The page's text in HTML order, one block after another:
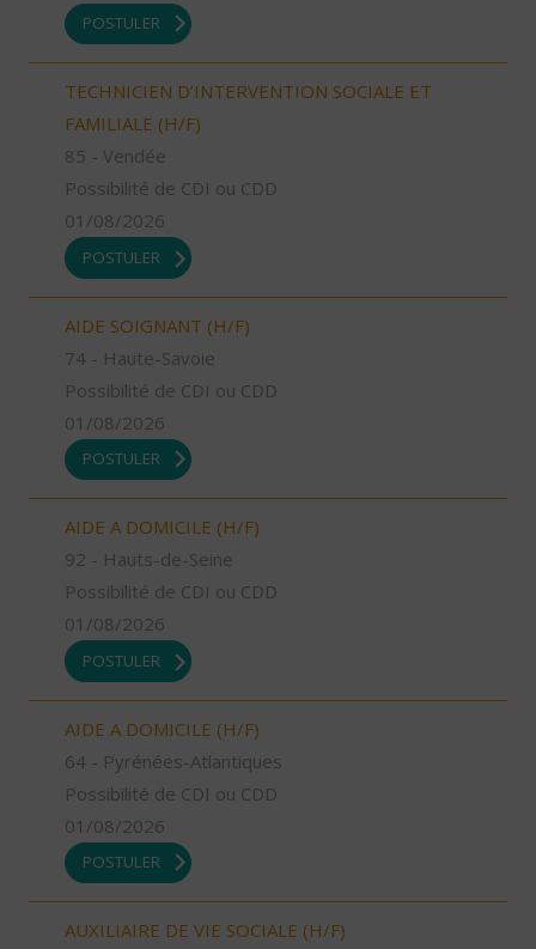
POSTULER
TECHNICIEN D’INTERVENTION SOCIALE ET
FAMILIALE (H/F)
85 - Vendée
Possibilité de CDI ou CDD
01/08/2026
POSTULER
AIDE SOIGNANT (H/F)
74 - Haute-Savoie
Possibilité de CDI ou CDD
01/08/2026
POSTULER
AIDE A DOMICILE (H/F)
92 - Hauts-de-Seine
Possibilité de CDI ou CDD
01/08/2026
POSTULER
AIDE A DOMICILE (H/F)
64 - Pyrénées-Atlantiques
Possibilité de CDI ou CDD
01/08/2026
POSTULER
AUXILIAIRE DE VIE SOCIALE (H/F)